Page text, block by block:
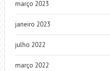
março 2023
janeiro 2023
julho 2022
março 2022